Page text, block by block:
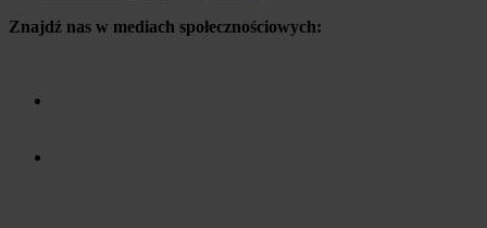
Znajdź nas w mediach społecznościowych: